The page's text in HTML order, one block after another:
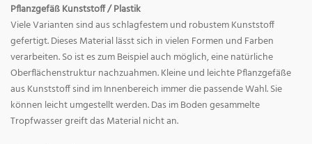
Pflanzgefäß Kunststoff / Plastik
Viele Varianten sind aus schlagfestem und robustem Kunststoff
gefertigt. Dieses Material lässt sich in vielen Formen und Farben
verarbeiten. So ist es zum Beispiel auch möglich, eine natürliche
Oberflächenstruktur nachzuahmen. Kleine und leichte Pflanzgefäße
aus Kunststoff sind im Innenbereich immer die passende Wahl. Sie
können leicht umgestellt werden. Das im Boden gesammelte
Tropfwasser greift das Material nicht an.